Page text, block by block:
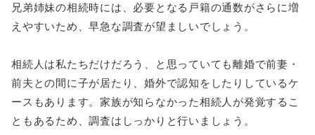
兄弟姉妹の相続時には、必要となる戸籍の通数がさらに増
えやすいため、早急な調査が望ましいでしょう。
相続人は私たちだけだろう、と思っていても離婚で前妻・
前夫との間に子が居たり、婚外で認知をしたりしているケ
ースもあります。家族が知らなかった相続人が発覚するこ
ともあるため、調査はしっかりと行いましょう。